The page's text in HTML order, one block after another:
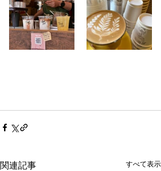
関連記事 すべて表示